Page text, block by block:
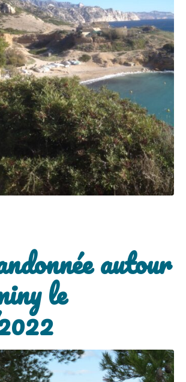
autour
le